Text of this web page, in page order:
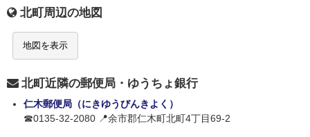
北町周辺の地図
地図を表示
北町近隣の郵便局・ゆうちょ銀行
仁木郵便局（にきゆうびんきよく）
☎0135-32-2080 📍余市郡仁木町北町4丁目69-2